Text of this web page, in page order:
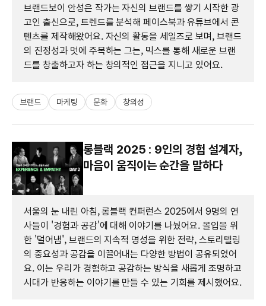
브랜드보이 안성은 작가는 자신의 브랜드를 쌓기 시작한 광
고인 출신으로, 트렌드를 분석해 페이스북과 유튜브에서 콘
텐츠를 제작해왔어요. 자신의 활동을 세일즈로 보며, 브랜드
의 진정성과 멋에 주목하는 그는, 믹스를 통해 새로운 브랜
드를 창출하고자 하는 창의적인 접근을 지니고 있어요.
브랜드 마케팅 문화 창의성
롱블랙 2025 : 9인의 경험 설계자,
마음이 움직이는 순간을 말하다
서울의 눈 내린 아침, 롱블랙 컨퍼런스 2025에서 9명의 연
사들이 '경험과 공감'에 대해 이야기를 나눴어요. 몰입을 위
한 '덜어냄', 브랜드의 지속적 명성을 위한 전략, 스토리텔링
의 중요성과 공감을 이끌어내는 다양한 방법이 공유되었어
요. 이는 우리가 경험하고 공감하는 방식을 새롭게 조명하고
시대가 반응하는 이야기를 만들 수 있는 기회를 제시했어요.